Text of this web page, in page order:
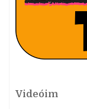
Videóim